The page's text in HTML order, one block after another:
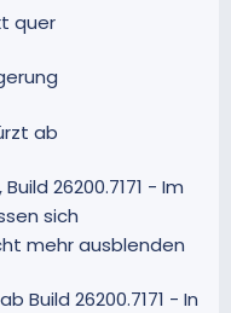
quer
ab
Build 26200.7171 - Im
sich
mehr ausblenden
Build 26200.7171 - In